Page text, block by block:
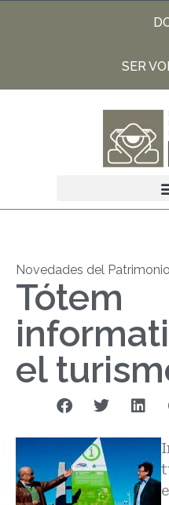
SER
Novedades del Patrimonio
Tótem
el